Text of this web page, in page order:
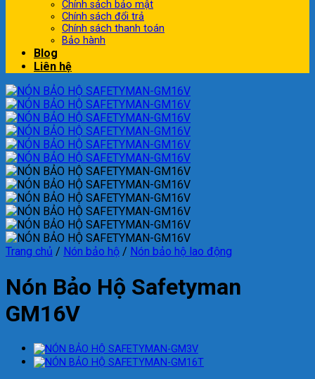
Chính sách bảo mật
Chính sách đổi trả
Chính sách thanh toán
Bảo hành
Blog
Liên hệ
Trang chủ / Nón bảo hộ / Nón bảo hộ lao động
Nón Bảo Hộ Safetyman
GM16V